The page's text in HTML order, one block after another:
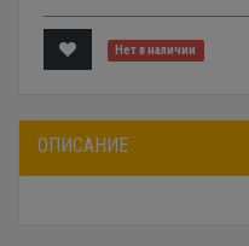
Нет в наличии
ОПИСАНИЕ